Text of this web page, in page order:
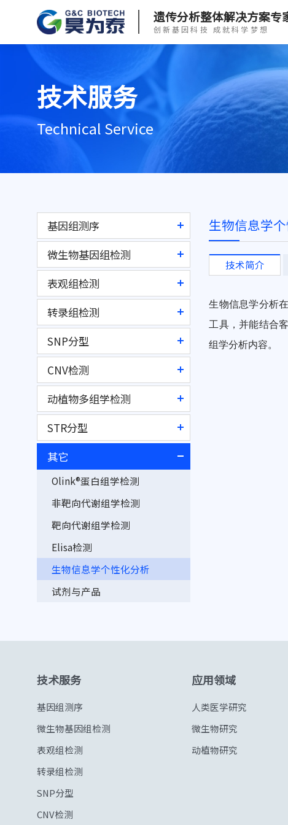
遗传分析整体解决方案专
创新基因科技 成就科学梦想
技术服务
Technical Service
基因组测序
全基因组测序
全外显子组测序
目的区域液相芯片捕获测序
FastTarget®目的区域测序
人线粒体全长测序
微生物基因组检测
Accu16S®细菌绝对定量测序
AccuITS™ 真菌绝对定量测序
AccuFL®全长扩增子绝对定
量测序
常规 16S/18S/ITS 扩增子测
序
微生物功能基因扩增子测序
植物内生菌绝对定量测序
常规宏基因组测序
AccuMetaG®宏基因组绝对定
量测序
宏转录组测序
细菌、真菌基因组重测序
微生物qPCR绝对定量
肿瘤内生菌绝对拷贝数检测
表观组检测
全基因组甲基化测序
全基因组羟甲基化测序
TWIST甲基化捕获测序
人935K甲基化芯片检测
小鼠285K甲基化芯片检测
MethylTarget®多重目的区
域甲基化测序
多重目的区域羟甲基化测序
BSP直接测序
m6A RNA甲基化测序
m6A修饰qPCR检测
ATAC-seq染色质可及性测序
CUT&Tag测序
转录组检测
单细胞转录组测序
mRNA测序
lncRNA测序
circRNA测序
miRNA测序
全转录组测序
免疫组库测序
SNP分型
RFLP分型（mf-RFLP）
SNaPshot多重SNP分型
iMLDR®多重SNP分型
SNPscan®高通量SNP分型
SNPseq®超高通量SNP分型
GWAS芯片（GSA/ASA）
CNV检测
低深度全基因组测序
qPCR相对/绝对拷贝数检测
AccuCopy®多重拷贝数检测
CNVplex®高通量拷贝数检测
人线粒体拷贝数检测
人端粒长度检测
动植物多组学检测
线粒体/叶绿体基因组测序
SSRseq®超高通量SSR分型
动植物目的区域富集测序
动物单细胞转录组测序
动植物全转录组测序
动植物目的区域甲基化测序
动物ATAC染色质可及性测序
STR分型
STR细胞株鉴定
STR PCR检测
其它
Olink®蛋白组学检测
非靶向代谢组学检测
靶向代谢组学检测
Elisa检测
生物信息学个性化分析
试剂与产品
生物信息学
技术简介
生物信息学分析
工具，并能结合
组学分析内容。
技术服务
基因组测序
微生物基因组检测
表观组检测
转录组检测
SNP分型
CNV检测
应用领域
人类医学研究
微生物研究
动植物研究